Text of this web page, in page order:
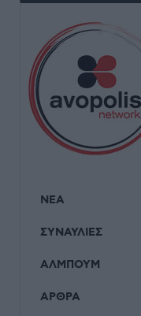
ΝΕΑ
ΣΥΝΑΥΛΙΕΣ
ΑΛΜΠΟΥΜ
ΑΡΘΡΑ